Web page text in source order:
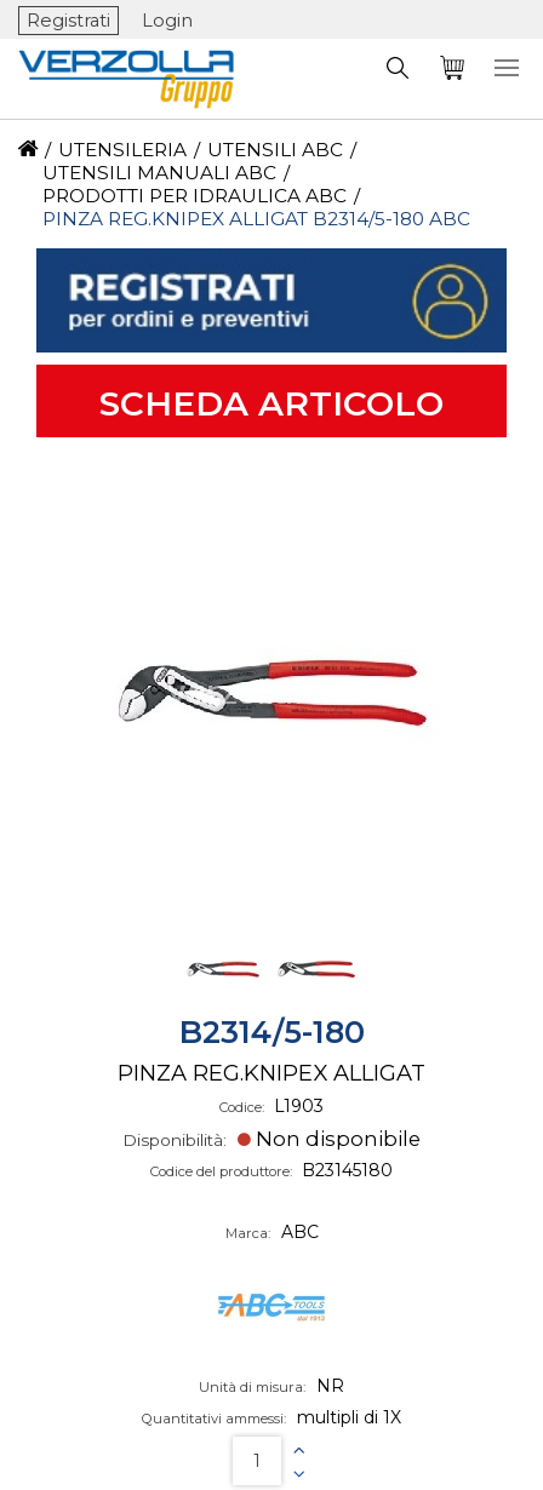
Registrati Login
/ UTENSILERIA / UTENSILI ABC /
UTENSILI MANUALI ABC /
PRODOTTI PER IDRAULICA ABC /
PINZA REG.KNIPEX ALLIGAT B2314/5-180 ABC
SCHEDA ARTICOLO
B2314/5-180
PINZA REG.KNIPEX ALLIGAT
Codice: L1903
Disponibilità: Non disponibile
Codice del produttore: B23145180
Marca: ABC
Unità di misura: NR
Quantitativi ammessi: multipli di 1X